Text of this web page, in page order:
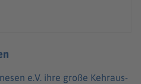
e.V. ihre große Kehraus-